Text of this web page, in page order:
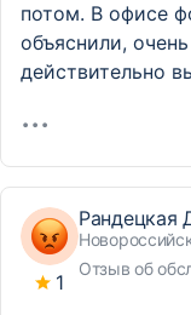
потом. В офисе
объяснили,
действительно
1
Рандецкая
Отзыв об